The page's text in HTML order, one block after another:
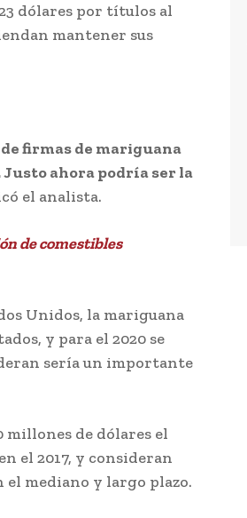
dólares por títulos al
mantener sus
firmas de mariguana
ahora podría ser la
el analista.
de comestibles
Unidos, la mariguana
y para el 2020 se
sería un importante
millones de dólares el
el 2017, y consideran
el mediano y largo plazo.